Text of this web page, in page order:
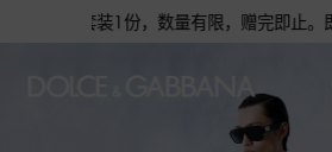
适套装1份，数量有限，赠完即止。